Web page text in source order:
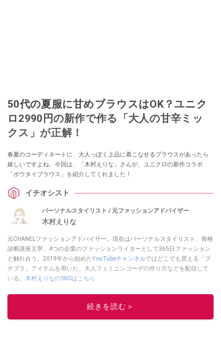
50代の夏服に甘めブラウスはOK？ユニク
ロ2990円の新作で作る「大人の甘辛ミッ
クス」が正解！
春夏のコーディネートに、大人っぽく上品に着こなせるブラウスがあったら
嬉しいですよね。今回は、「木村えりな」さんが、ユニクロの新作コラボ
「ボウタイブラウス」を紹介してくれました！
イチオシスト
パーソナルスタイリスト / 元ファッションアドバイザー
木村えりな
元CHANELファッションアドバイザー。現在はパーソナルスタイリスト、骨格
診断講座主宰、4つの企業のファッションライターとして365日ファッション
と触れ合う。2019年から始めたYouTubeチャンネルではどこでも買える「プ
チプラ」アイテムを用いた、大人フェミニンコーデの作り方などを配信して
いる。 木村えりなのSNSはこちら
このイチオシストの他の記事を読む
続きを読む＞